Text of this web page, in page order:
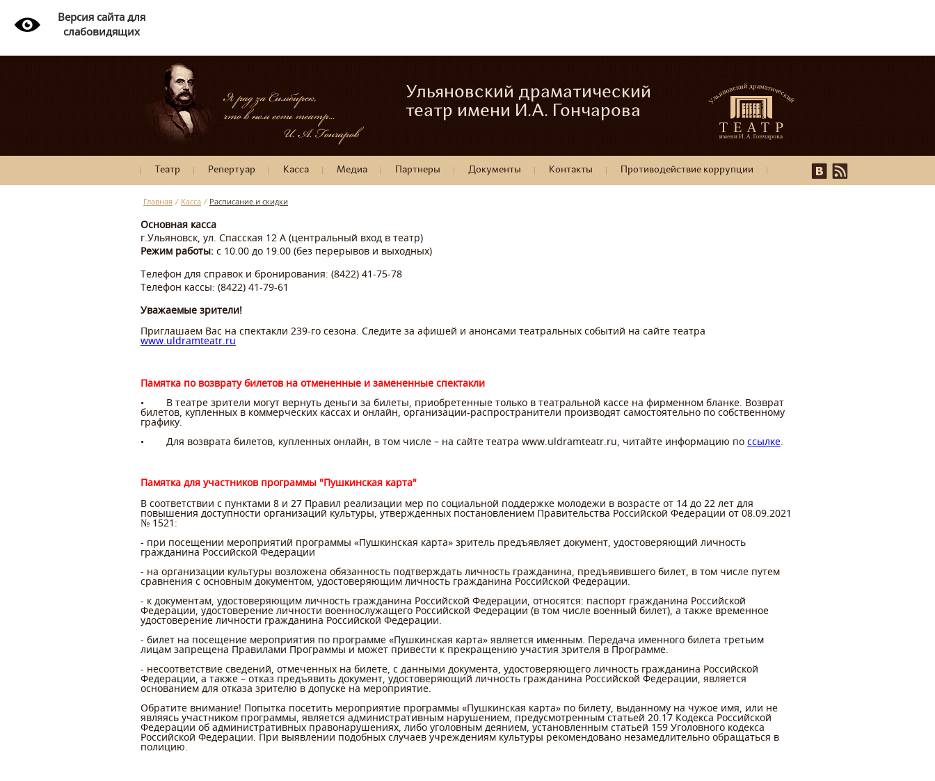
Версия сайта для
слабовидящих
Ульяновский драматический
театр имени И.А. Гончарова
Театр Репертуар Касса Медиа Партнеры Документы Контакты Противодействие коррупции
Главная / Касса / Расписание и скидки
Основная касса
г.Ульяновск, ул. Спасская 12 А (центральный вход в театр)
Режим работы: с 10.00 до 19.00 (без перерывов и выходных)
Телефон для справок и бронирования: (8422) 41-75-78
Телефон кассы: (8422) 41-79-61
Уважаемые зрители!
Приглашаем Вас на спектакли 239-го сезона. Следите за афишей и анонсами театральных событий на сайте театра
www.uldramteatr.ru
Памятка по возврату билетов на отмененные и замененные спектакли
• В театре зрители могут вернуть деньги за билеты, приобретенные только в театральной кассе на фирменном бланке. Возврат
билетов, купленных в коммерческих кассах и онлайн, организации-распространители производят самостоятельно по собственному
графику.
• Для возврата билетов, купленных онлайн, в том числе – на сайте театра www.uldramteatr.ru, читайте информацию по ссылке.
Памятка для участников программы "Пушкинская карта"
В соответствии с пунктами 8 и 27 Правил реализации мер по социальной поддержке молодежи в возрасте от 14 до 22 лет для
повышения доступности организаций культуры, утвержденных постановлением Правительства Российской Федерации от 08.09.2021
№ 1521:
- при посещении мероприятий программы «Пушкинская карта» зритель предъявляет документ, удостоверяющий личность
гражданина Российской Федерации
- на организации культуры возложена обязанность подтверждать личность гражданина, предъявившего билет, в том числе путем
сравнения с основным документом, удостоверяющим личность гражданина Российской Федерации.
- к документам, удостоверяющим личность гражданина Российской Федерации, относятся: паспорт гражданина Российской
Федерации, удостоверение личности военнослужащего Российской Федерации (в том числе военный билет), а также временное
удостоверение личности гражданина Российской Федерации.
- билет на посещение мероприятия по программе «Пушкинская карта» является именным. Передача именного билета третьим
лицам запрещена Правилами Программы и может привести к прекращению участия зрителя в Программе.
- несоответствие сведений, отмеченных на билете, с данными документа, удостоверяющего личность гражданина Российской
Федерации, а также – отказ предъявить документ, удостоверяющий личность гражданина Российской Федерации, является
основанием для отказа зрителю в допуске на мероприятие.
Обратите внимание! Попытка посетить мероприятие программы «Пушкинская карта» по билету, выданному на чужое имя, или не
являясь участником программы, является административным нарушением, предусмотренным статьей 20.17 Кодекса Российской
Федерации об административных правонарушениях, либо уголовным деянием, установленным статьей 159 Уголовного кодекса
Российской Федерации. При выявлении подобных случаев учреждениям культуры рекомендовано незамедлительно обращаться в
полицию.